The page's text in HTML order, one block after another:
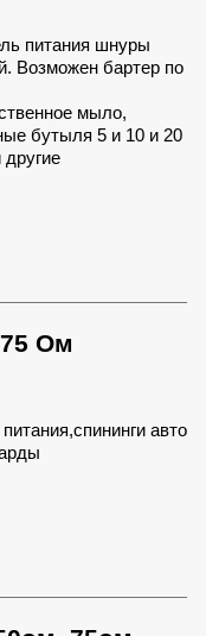
питания шнуры
Возможен бартер по
мыло,
бутыля 5 и 10 и 20
Ом
авто